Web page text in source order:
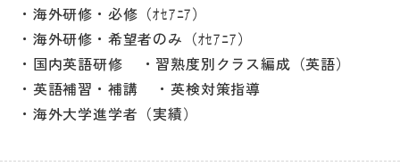
海外研修・必修（ｵｾｱﾆｱ）
海外研修・希望者のみ（ｵｾｱﾆｱ）
国内英語研修
習熟度別クラス編成（英語）
英語補習・補講
英検対策指導
海外大学進学者（実績）